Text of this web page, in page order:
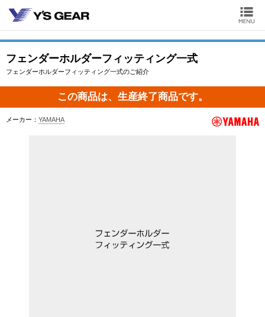
フェンダーホルダーフィッティング一式
フェンダーホルダーフィッティング一式のご紹介
この商品は、生産終了商品です。
メーカー： YAMAHA